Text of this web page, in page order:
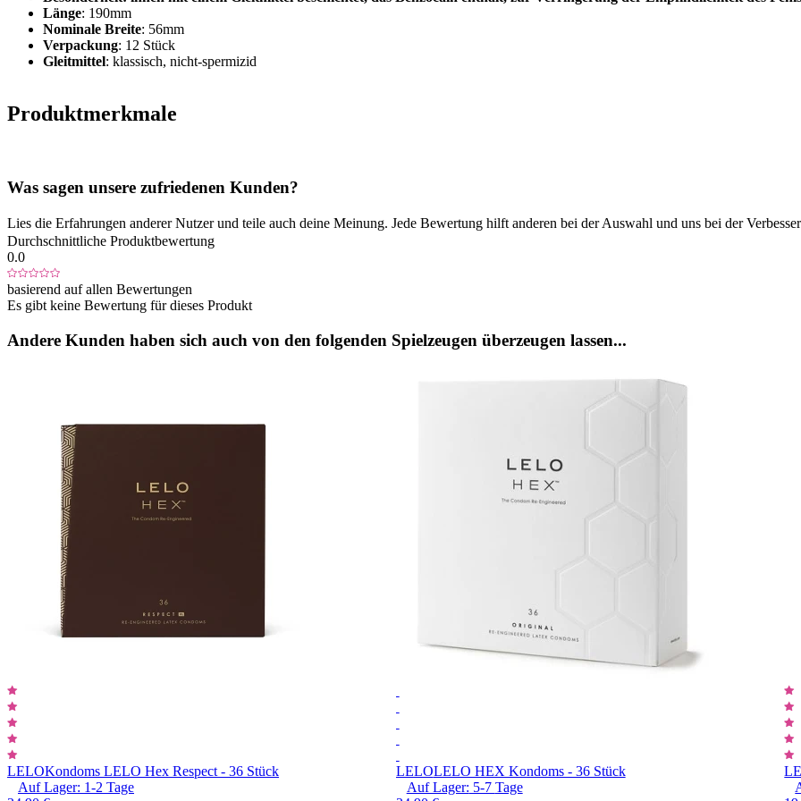
Länge: 190mm
Nominale Breite: 56mm
Verpackung: 12 Stück
Gleitmittel: klassisch, nicht-spermizid
Produktmerkmale
Was sagen unsere zufriedenen Kunden?
Lies die Erfahrungen anderer Nutzer und teile auch deine Meinung. Jede Bewertung hilft anderen bei der Auswahl und uns bei der
Durchschnittliche Produktbewertung
0.0
basierend auf allen Bewertungen
Es gibt keine Bewertung für dieses Produkt
Andere Kunden haben sich auch von den folgenden Spielzeugen überzeugen lassen...
LELOKondoms LELO Hex Respect - 36 Stück
Auf Lager: 1-2 Tage
LELOLELO HEX Kondoms - 36 Stück
Auf Lager: 5-7 Tage